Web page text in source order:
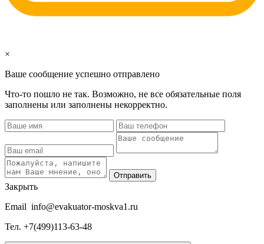
×
Ваше сообщение успешно отправлено
Что-то пошло не так. Возможно, не все обязательные поля
заполнены или заполнены некорректно.
Отправить
Закрыть
Email info@evakuator-moskva1.ru
Тел. +7(499)113-63-48